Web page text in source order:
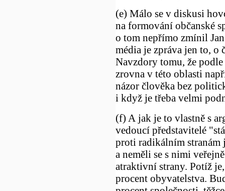
(e) Málo se v diskusi
na formování občanské
o tom nepřímo zmínil
média je zpráva jen to, o
Navzdory tomu, že
zrovna v této oblasti
názor člověka bez
i když je třeba velmi
(f) A jak je to vlastně s
vedoucí představitelé
proti radikálním stranám
a neměli se s nimi
atraktivní strany. Potíž
procent obyvatelstva.